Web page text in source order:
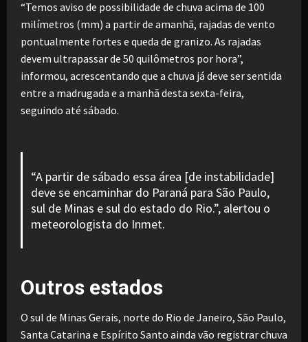
“Temos aviso de possibilidade de chuva acima de 100
milímetros (mm) a partir de amanhã, rajadas de vento
pontualmente fortes e queda de granizo. As rajadas
devem ultrapassar de 50 quilômetros por hora”,
informou, acrescentando que a chuva já deve ser sentida
entre a madrugada e a manhã desta sexta-feira,
seguindo até sábado.
“A partir de sábado essa área [de instabilidade]
deve se encaminhar do Paraná para São Paulo,
sul de Minas e sul do estado do Rio.”, alertou o
meteorologista do Inmet.
Outros estados
O sul de Minas Gerais, norte do Rio de Janeiro, São Paulo,
Santa Catarina e Espírito Santo ainda vão registrar chuva